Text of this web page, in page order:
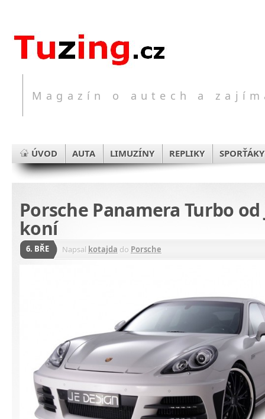
Magazín o autech a
ÚVOD AUTA LIMUZÍNY REPLIKY SPORŤÁKY
Porsche Panamera Turbo od
koní
6. BŘE Napsal kotajda do Porsche